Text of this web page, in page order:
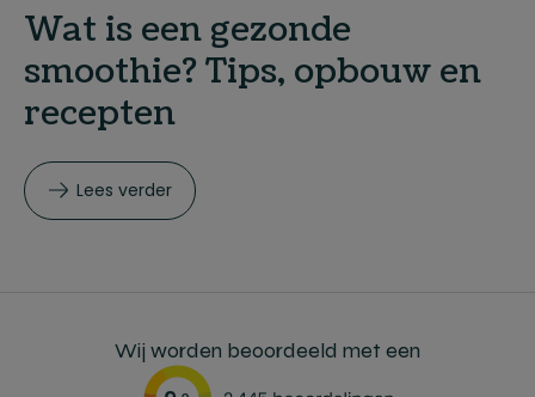
Wat is een gezonde
smoothie? Tips, opbouw en
recepten
Lees verder
Wij worden beoordeeld met een